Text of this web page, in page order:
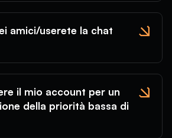
amici/userete la chat
il mio account per un
della priorità bassa di